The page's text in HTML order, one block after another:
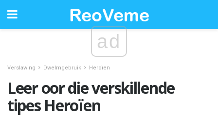
ad
Verslawing Dwelmgebruik Heroïen
Leer oor die verskillende
tipes Heroïen